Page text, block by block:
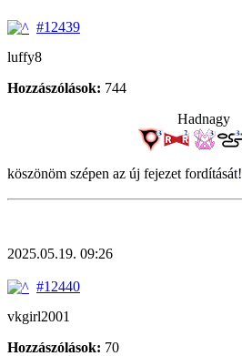
#12439
luffy8
Hozzászólások: 744
Hadnagy
köszönöm szépen az új fejezet fordítását!
2025.05.19. 09:26
#12440
vkgirl2001
Hozzászólások: 70